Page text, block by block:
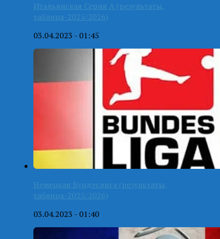
Итальянская Серия А (результаты,
таблица-2025/2026)
03.04.2023 - 01:45
Немецкая Бундеслига (результаты,
таблица-2025/2026)
03.04.2023 - 01:40